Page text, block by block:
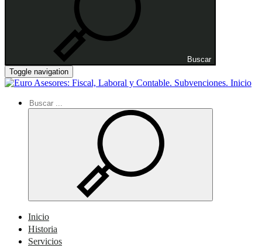
Buscar
Toggle navigation
Inicio
Inicio
Historia
Servicios